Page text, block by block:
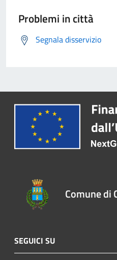
Problemi in città
Segnala disservizio
Comune di
SEGUICI SU